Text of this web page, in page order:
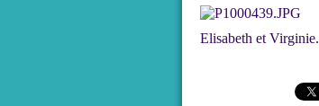
Elisabeth et Virginie.